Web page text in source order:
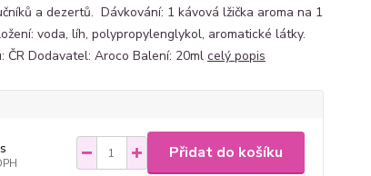
a dezertů. Dávkování: 1 kávová lžička aroma na 1
voda, líh, polypropylenglykol, aromatické látky.
ČR Dodavatel: Aroco Balení: 20ml celý popis
Přidat do košíku